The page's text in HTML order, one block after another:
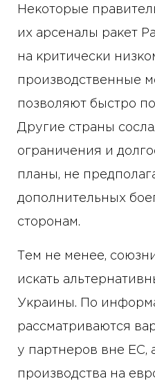
Некоторые
их арсеналы ракет
на критически
производственные
позволяют быстро
Другие страны
ограничения и
планы, не
дополнительных
сторонам.
Тем не менее,
искать
Украины. По
рассматриваются
у партнеров вне ЕС,
производства на